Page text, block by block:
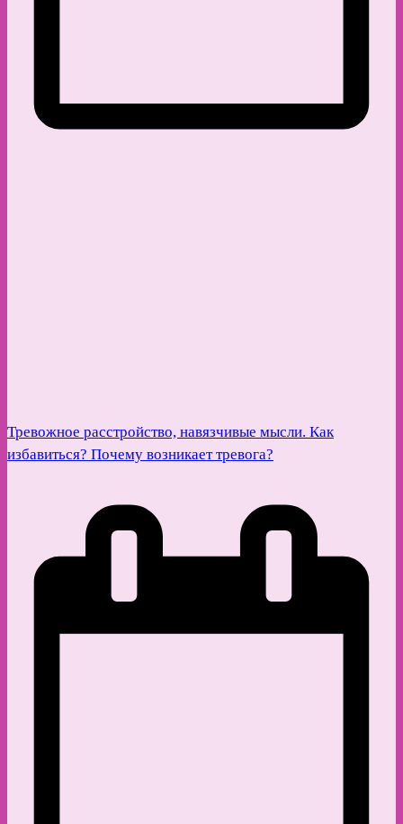
Тревожное расстройство, навязчивые мысли. Как
избавиться? Почему возникает тревога?